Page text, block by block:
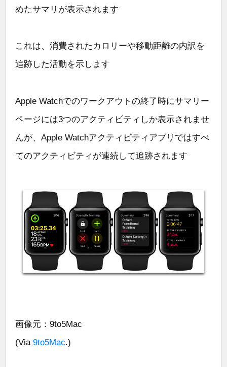
めたサマリが表示されます
これは、消費されたカロリーや移動距離の内訳を
追跡した活動を示します
Apple Watchでのワークアウトの終了時にサマリー
ページには3つのアクティビティしか表示されませ
んが、Apple Watchアクティビティアプリではすべ
てのアクティビティが連続して追跡されます
画像元：9to5Mac
(Via 9to5Mac.)